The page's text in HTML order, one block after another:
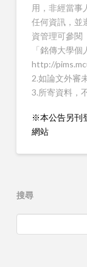
用，非經當事
任何資訊，並
資管理可參閱
「銘傳大學個
http://
2.如論文外審
3.所寄資料，
※本公告另刊
網站
搜尋